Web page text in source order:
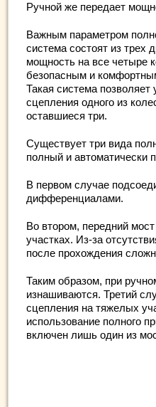
Ручной же передает
Важным параметром
система состоят из
мощность на все четыре
безопасным и
Такая система
сцепления одного из
оставшиеся три.
Существует три вида
полный и автоматически
В первом случае
дифференциалами.
Во втором, передний
участках. Из-за
после прохождения
Таким образом, при
изнашиваются. Третий
сцепления на тяжелых
использование полного
включен лишь один из